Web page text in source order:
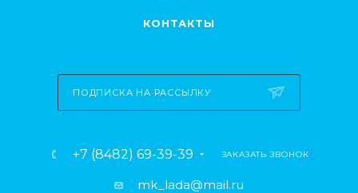
КОНТАКТЫ
ПОДПИСКА НА РАССЫЛКУ
+7 (8482) 69-39-39 ЗАКАЗАТЬ ЗВОНОК
mk_lada@mail.ru